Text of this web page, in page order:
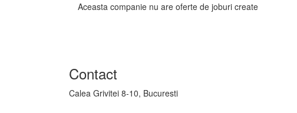
Aceasta companie nu are oferte de joburi create
Contact
Calea Grivitei 8-10, Bucuresti